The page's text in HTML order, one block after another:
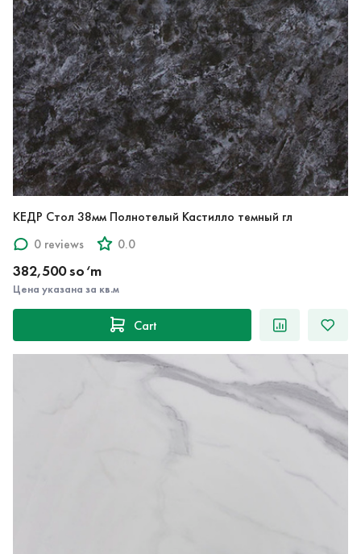
КЕДР Стол 38мм Полнотелый Кастилло темный гл
0 reviews
0.0
382,500 so‘m
Цена указана за кв.м
Cart